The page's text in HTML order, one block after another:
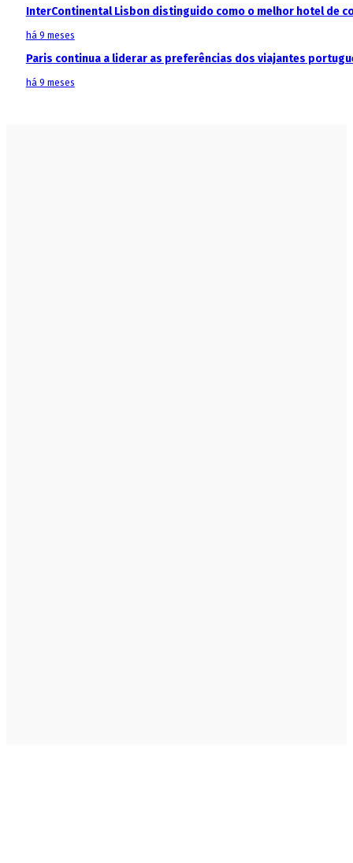
InterContinental Lisbon distinguido como o melhor hotel de
há 9 meses
Paris continua a liderar as preferências dos viajantes
há 9 meses